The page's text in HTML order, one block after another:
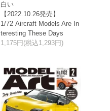
白い
【2022.10.26発売】
1/72 Aircraft Models Are In
teresting These Days
1,175円(税込1,293円)